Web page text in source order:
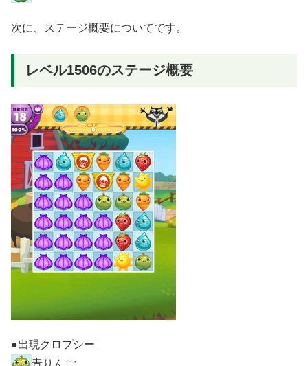
次に、ステージ概要についてです。
レベル1506のステージ概要
●出現クロプシー